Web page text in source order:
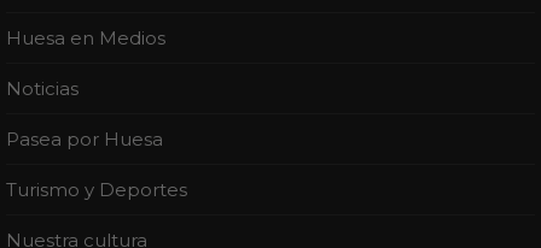
Huesa en Medios
Noticias
Pasea por Huesa
Turismo y Deportes
Nuestra cultura